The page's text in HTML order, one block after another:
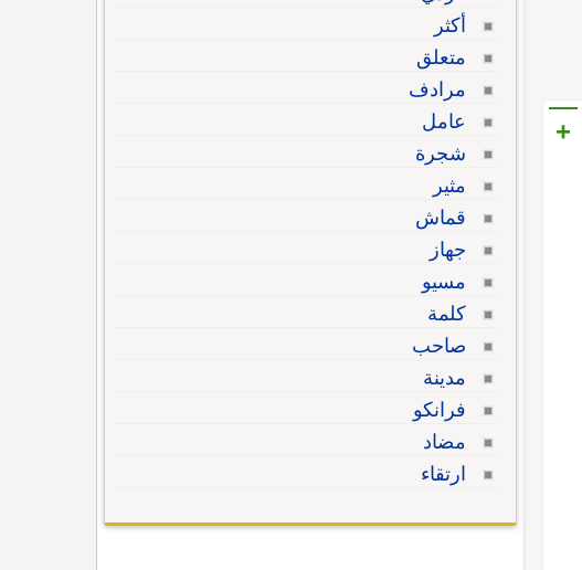
+
أكثر
متعلق
مرادف
عامل
شجرة
مثير
قماش
جهاز
مسيو
كلمة
صاحب
مدينة
فرانكو
مضاد
ارتقاء